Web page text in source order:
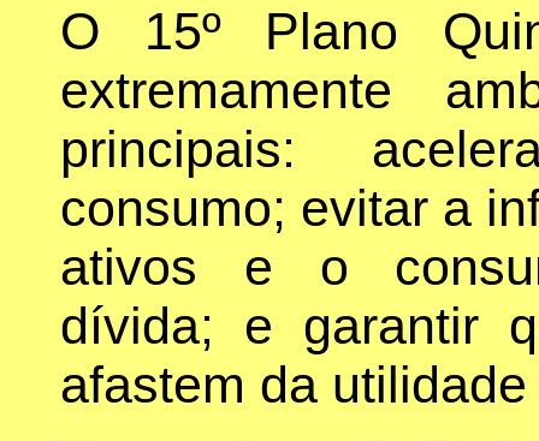
O 15º Plano
extremamente
principais:
consumo; evitar a
ativos e o
dívida; e garantir
afastem da